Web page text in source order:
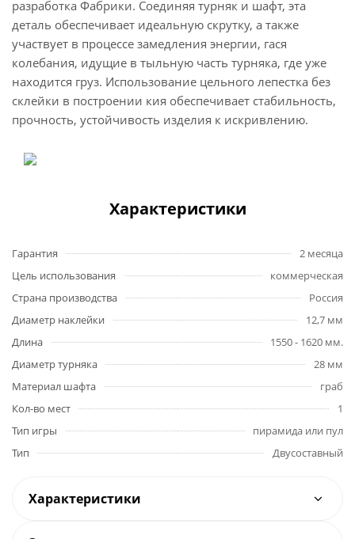
разработка Фабрики. Соединяя турняк и шафт, эта
деталь обеспечивает идеальную скрутку, а также
участвует в процессе замедления энергии, гася
колебания, идущие в тыльную часть турняка, где уже
находится груз. Использование цельного лепестка без
склейки в построении кия обеспечивает стабильность,
прочность, устойчивость изделия к искривлению.
Характеристики
Гарантия
2 месяца
Цель использования
коммерческая
Страна производства
Россия
Диаметр наклейки
12,7 мм
Длина
1550 - 1620 мм.
Диаметр турняка
28 мм
Материал шафта
граб
Кол-во мест
1
Тип игры
пирамида или пул
Тип
Двусоставный
Характеристики